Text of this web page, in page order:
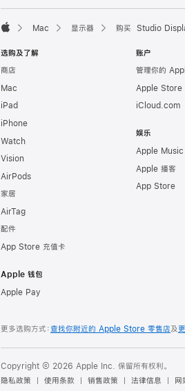
Mac 显示器 购买 Studio
选购及了解
商店
Mac
iPad
iPhone
Watch
Vision
AirPods
家居
AirTag
配件
App Store 充值卡
Apple 钱包
Apple Pay
账户
管理你的
Apple Store
iCloud.com
娱乐
Apple Music
Apple 播客
App Store
更多选购方式：查找你附近的 Apple Store 零售店及
Copyright © 2026 Apple Inc. 保留所有权利。
隐私政策
使用条款 销售政策 法律信息 网